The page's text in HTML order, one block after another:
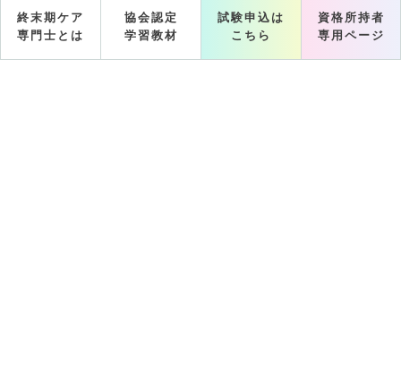
終末期ケア
専門士とは
協会認定
学習教材
試験申込は
こちら
資格所持者
専用ページ